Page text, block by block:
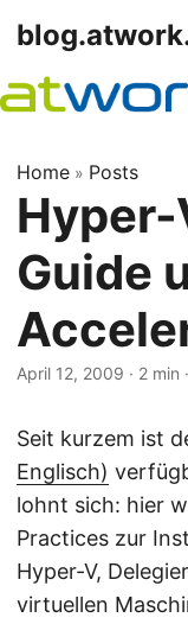
Home » Posts
Guide
April 12, 2009 · 2 min
Seit kurzem ist
Englisch)
lohnt sich: hier
Practices zur
Hyper-V,
virtuellen